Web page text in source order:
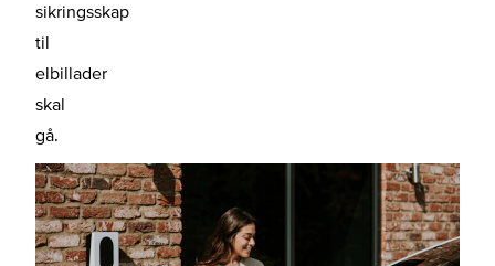
sikringsskap
til
elbillader
skal
gå.